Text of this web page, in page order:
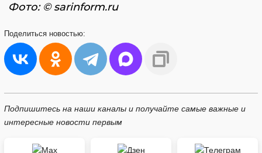
Фото: © sarinform.ru
Поделиться новостью:
Подпишитесь на наши каналы и получайте самые важные и
интересные новости первым